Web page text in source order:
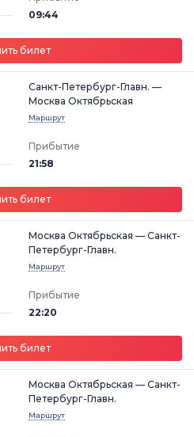
09:44
билет
Санкт-Петербург-Главн. —
Москва Октябрьская
Маршрут
Прибытие
21:58
билет
Москва Октябрьская — Санкт-
Петербург-Главн.
Маршрут
Прибытие
22:20
билет
Москва Октябрьская — Санкт-
Петербург-Главн.
Маршрут